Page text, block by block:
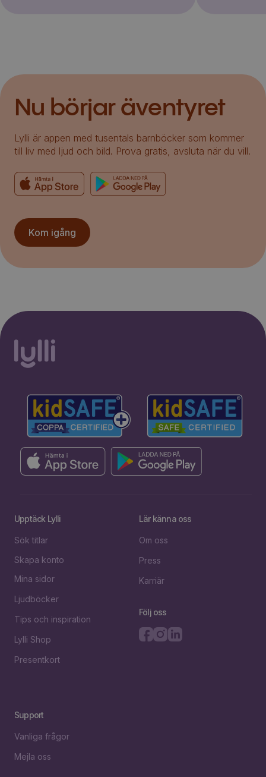
Nu börjar äventyret
Lylli är appen med tusentals barnböcker som kommer
till liv med ljud och bild. Prova gratis, avsluta när du vill.
Kom igång
Upptäck Lylli
Sök titlar
Skapa konto
Mina sidor
Ljudböcker
Tips och inspiration
Lylli Shop
Presentkort
Lär känna oss
Om oss
Press
Karriär
Följ oss
Support
Vanliga frågor
Mejla oss